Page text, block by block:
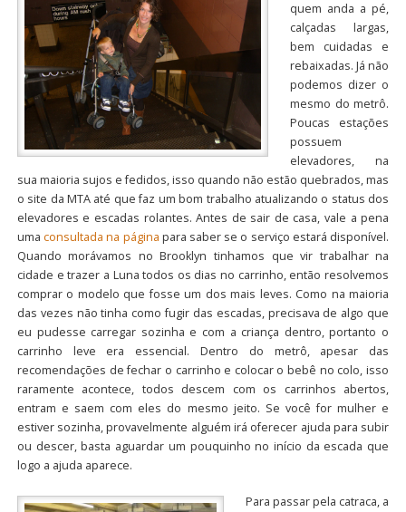
quem anda a pé,
calçadas largas,
bem cuidadas e
rebaixadas. Já não
podemos dizer o
mesmo do metrô.
Poucas estações
possuem
elevadores, na
sua maioria sujos e fedidos, isso quando não estão quebrados, mas
o site da MTA até que faz um bom trabalho atualizando o status dos
elevadores e escadas rolantes. Antes de sair de casa, vale a pena
umaconsultada na página para saber se o serviço estará disponível.
Quando morávamos no Brooklyn tinhamos que vir trabalhar na
cidade e trazer a Luna todos os dias no carrinho, então resolvemos
comprar o modelo que fosse um dos mais leves. Como na maioria
das vezes não tinha como fugir das escadas, precisava de algo que
eu pudesse carregar sozinha e com a criança dentro, portanto o
carrinho leve era essencial. Dentro do metrô, apesar das
recomendações de fechar o carrinho e colocar o bebê no colo, isso
raramente acontece, todos descem com os carrinhos abertos,
entram e saem com eles do mesmo jeito. Se você for mulher e
estiver sozinha, provavelmente alguém irá oferecer ajuda para subir
ou descer, basta aguardar um pouquinho no início da escada que
logo a ajuda aparece.
Para passar pela catraca, a